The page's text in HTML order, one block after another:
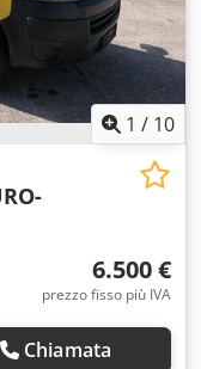
1 / 10
6.500 €
prezzo fisso più IVA
Chiamata